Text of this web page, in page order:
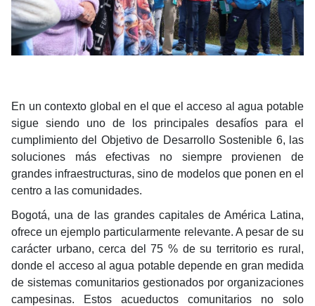
En un contexto global en el que el acceso al agua potable
sigue siendo uno de los principales desafíos para el
cumplimiento del Objetivo de Desarrollo Sostenible 6, las
soluciones más efectivas no siempre provienen de
grandes infraestructuras, sino de modelos que ponen en el
centro a las comunidades.
Bogotá, una de las grandes capitales de América Latina,
ofrece un ejemplo particularmente relevante. A pesar de su
carácter urbano, cerca del 75 % de su territorio es rural,
donde el acceso al agua potable depende en gran medida
de sistemas comunitarios gestionados por organizaciones
campesinas. Estos acueductos comunitarios no solo